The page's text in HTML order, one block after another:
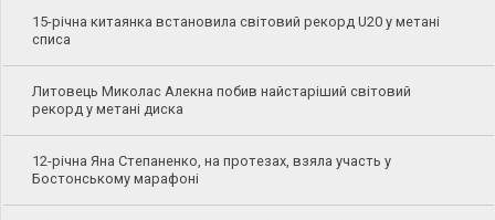
15-річна китаянка встановила світовий рекорд U20 у метані
списа
Литовець Миколас Алекна побив найстаріший світовий
рекорд у метані диска
12-річна Яна Степаненко, на протезах, взяла участь у
Бостонському марафоні